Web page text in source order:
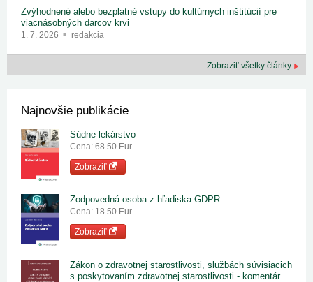
Zvýhodnené alebo bezplatné vstupy do kultúrnych inštitúcií pre
viacnásobných darcov krvi
1. 7. 2026 redakcia
Zobraziť všetky články
Najnovšie publikácie
Súdne lekárstvo
Cena: 68.50 Eur
Zobraziť
Zodpovedná osoba z hľadiska GDPR
Cena: 18.50 Eur
Zobraziť
Zákon o zdravotnej starostlivosti, službách súvisiacich
s poskytovaním zdravotnej starostlivosti - komentár